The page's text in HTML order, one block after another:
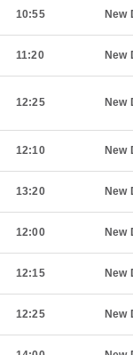
10:55 New
11:20 New
12:25 New
12:10 New
13:20 New
12:00 New
12:15 New
12:25 New